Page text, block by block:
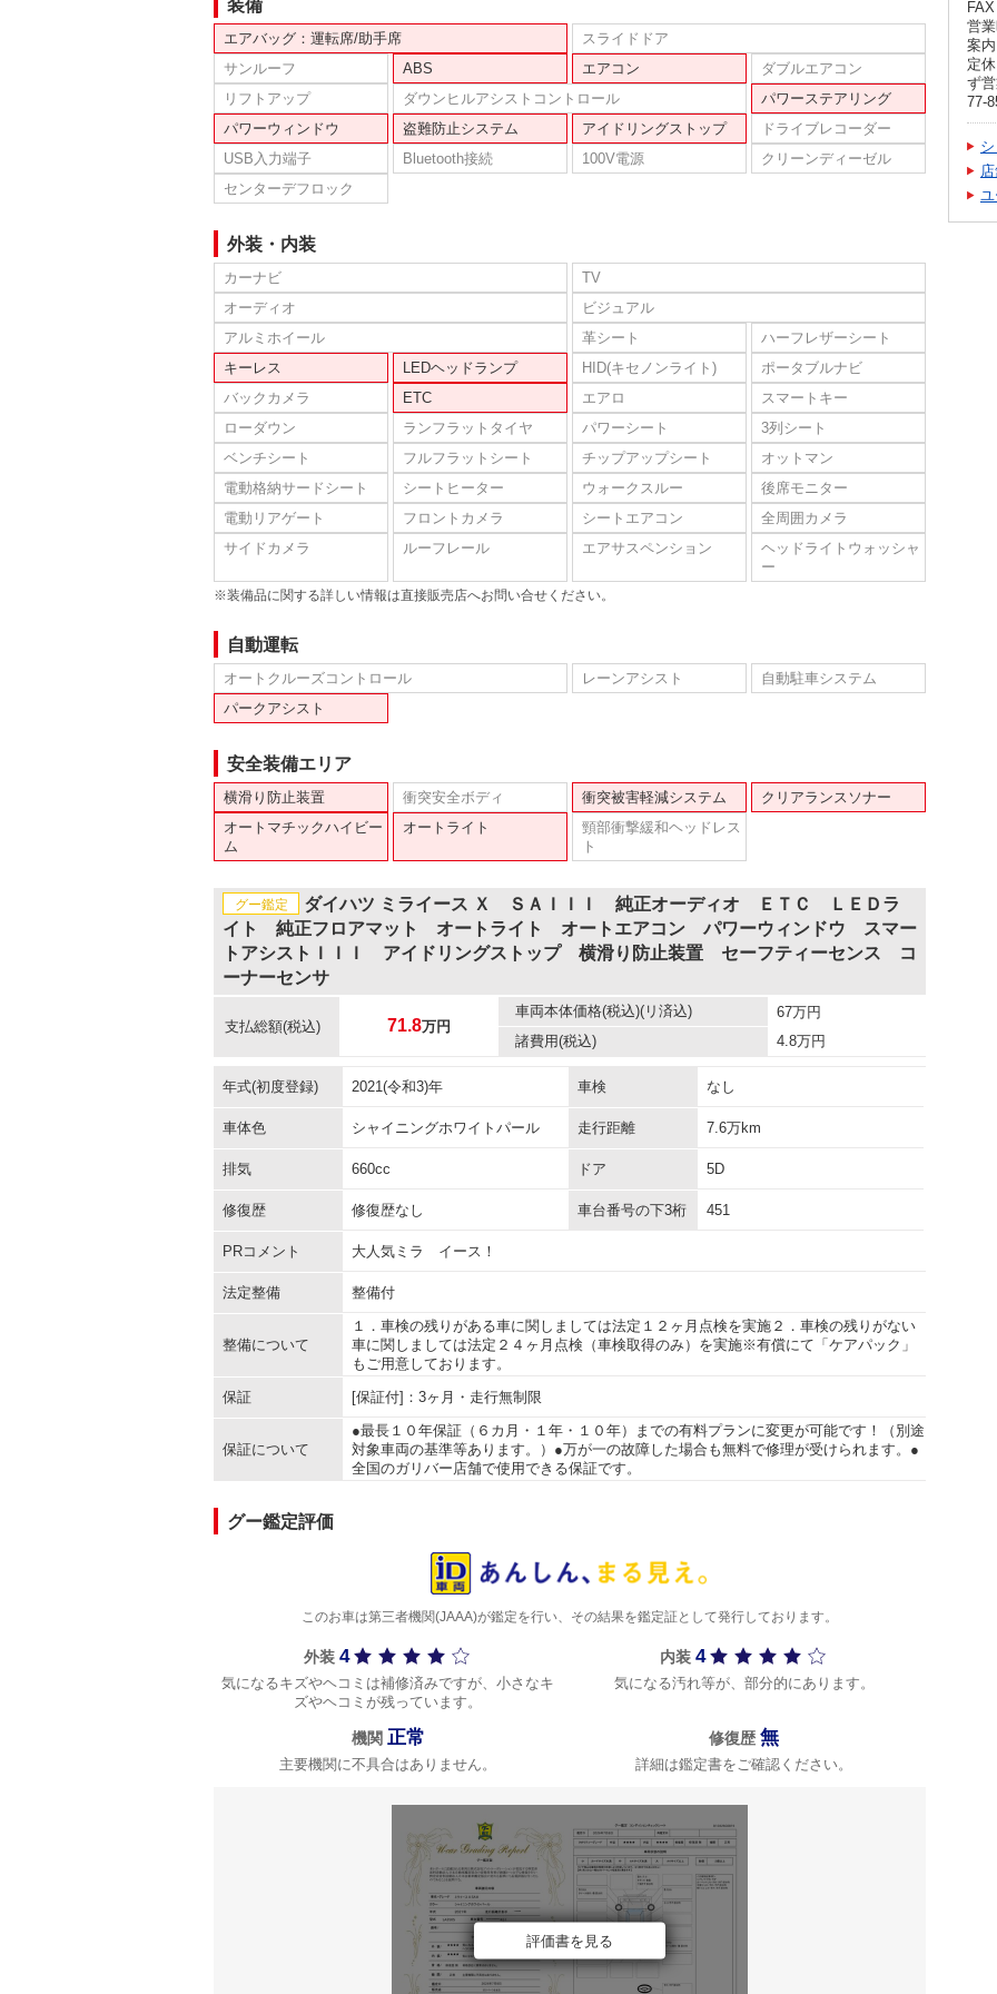
装備
エアバッグ：運転席/助手席
スライドドア
サンルーフ
ABS エアコン
ダブルエアコン
リフトアップ
ダウンヒルアシストコントロール
パワーステアリング
パワーウィンドウ
盗難防止システム アイドリングストップ
ドライブレコーダー
USB入力端子
Bluetooth接続 100V電源
クリーンディーゼル
センターデフロック
外装・内装
カーナビ
TV
オーディオ
ビジュアル
アルミホイール
革シート
ハーフレザーシート
キーレス
LEDヘッドランプ HID(キセノンライト)
ポータブルナビ
バックカメラ
ETC エアロ
スマートキー
ローダウン
ランフラットタイヤ パワーシート
3列シート
ベンチシート
フルフラットシート チップアップシート
オットマン
電動格納サードシート
シートヒーター ウォークスルー
後席モニター
電動リアゲート
フロントカメラ シートエアコン
全周囲カメラ
サイドカメラ
ルーフレール エアサスペンション
ヘッドライトウォッシャ
ー
※装備品に関する詳しい情報は直接販売店へお問い合せください。
自動運転
オートクルーズコントロール レーンアシスト
自動駐車システム
パークアシスト
安全装備エリア
横滑り防止装置 衝突安全ボディ 衝突被害軽減システム
クリアランスソナー
オートマチックハイビー
ム
オートライト
頸部衝撃緩和ヘッドレス
ト
グー鑑定
ダイハツ ミライース Ｘ ＳＡＩＩＩ 純正オーディオ ＥＴＣ ＬＥＤラ
イト 純正フロアマット オートライト オートエアコン パワーウィンドウ スマー
トアシストＩＩＩ アイドリングストップ 横滑り防止装置 セーフティーセンス コ
ーナーセンサ
支払総額(税込) 71.8万円
車両本体価格(税込)(リ済込) 67万円
諸費用(税込) 4.8万円
年式(初度登録) 2021(令和3)年 車検 なし
車体色 シャイニングホワイトパール 走行距離 7.6万km
排気 660cc ドア 5D
修復歴 修復歴なし 車台番号の下3桁 451
PRコメント 大人気ミラ イース！
法定整備 整備付
整備について
１．車検の残りがある車に関しましては法定１２ヶ月点検を実施２．車検の残りがない
車に関しましては法定２４ヶ月点検（車検取得のみ）を実施※有償にて「ケアパック」
もご用意しております。
保証
[保証付]：3ヶ月・走行無制限
保証について
●最長１０年保証（６カ月・１年・１０年）までの有料プランに変更が可能です！（別途
対象車両の基準等あります。）●万が一の故障した場合も無料で修理が受けられます。●
全国のガリバー店舗で使用できる保証です。
グー鑑定評価
このお車は第三者機関(JAAA)が鑑定を行い、その結果を鑑定証として発行しております。
外装 4
気になるキズやヘコミは補修済みですが、小さなキ
ズやヘコミが残っています。
内装 4
気になる汚れ等が、部分的にあります。
機関 正常
主要機関に不具合はありません。
修復歴 無
詳細は鑑定書をご確認ください。
評価書を見る
営
案
定
ず
77-